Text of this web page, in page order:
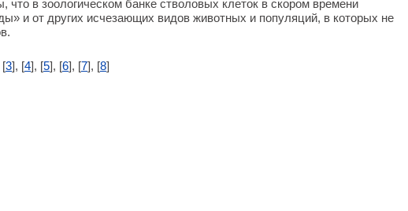
что в зоологическом банке стволовых клеток в скором времени
и от других исчезающих видов животных и популяций, в которых не
[3], [4], [5], [6], [7], [8]